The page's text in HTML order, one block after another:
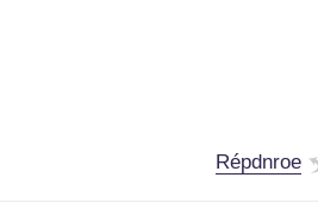
Répdnroe